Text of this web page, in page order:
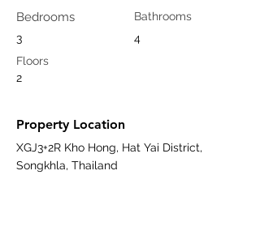
Bedrooms
3
Bathrooms
4
Floors
2
Property Location
XGJ3+2R Kho Hong, Hat Yai District,
Songkhla, Thailand